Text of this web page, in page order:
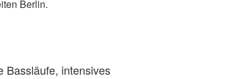
Berlin.
Bassläufe, intensives